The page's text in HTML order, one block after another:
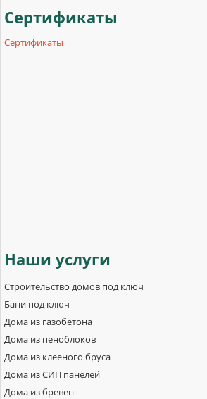
Сертификаты
Сертификаты
Наши услуги
Строительство домов под ключ
Бани под ключ
Дома из газобетона
Дома из пеноблоков
Дома из клееного бруса
Дома из СИП панелей
Дома из бревен